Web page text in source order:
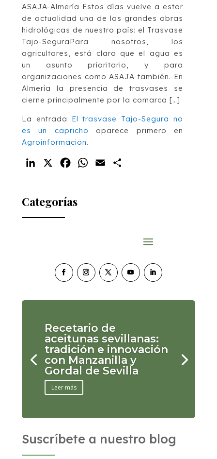
ASAJA-Almería Estos días vuelve a estar
de actualidad una de las grandes obras
hidrológicas de nuestro país: el Trasvase
Tajo-SeguraPara nosotros, los
agricultores, está claro que el agua es
un asunto prioritario, y para
organizaciones como ASAJA también. En
Almería la presencia de trasvases se
cierne principalmente por la comarca […]
La entrada El trasvase Tajo-Segura no
es un capricho aparece primero en
Agroinformacion.
LinkedIn FacebookWhatsApp
Email
Categorías
Recetario de
aceitunas sevillanas:
tradición e innovación
con Manzanilla y
Gordal de Sevilla
Leer más
Suscríbete a nuestro blog